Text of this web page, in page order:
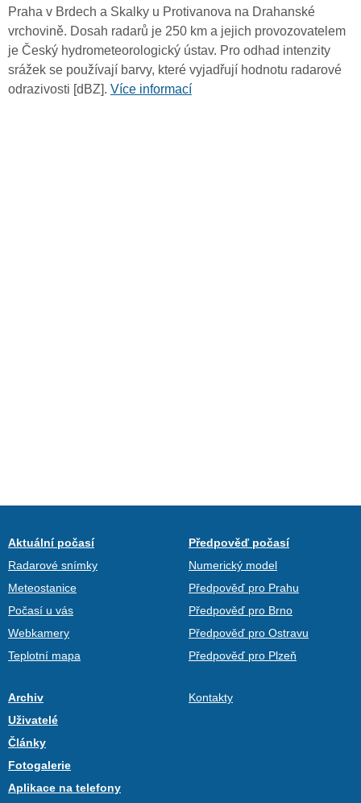
Praha v Brdech a Skalky u Protivanova na Drahanské
vrchovině. Dosah radarů je 250 km a jejich provozovatelem
je Český hydrometeorologický ústav. Pro odhad intenzity
srážek se používají barvy, které vyjadřují hodnotu radarové
odrazivosti [dBZ]. Více informací
Aktuální počasí
Radarové snímky
Meteostanice
Počasí u vás
Webkamery
Teplotní mapa
Předpověď počasí
Numerický model
Předpověď pro Prahu
Předpověď pro Brno
Předpověď pro Ostravu
Předpověď pro Plzeň
Archiv
Uživatelé
Články
Fotogalerie
Aplikace na telefony
Kontakty